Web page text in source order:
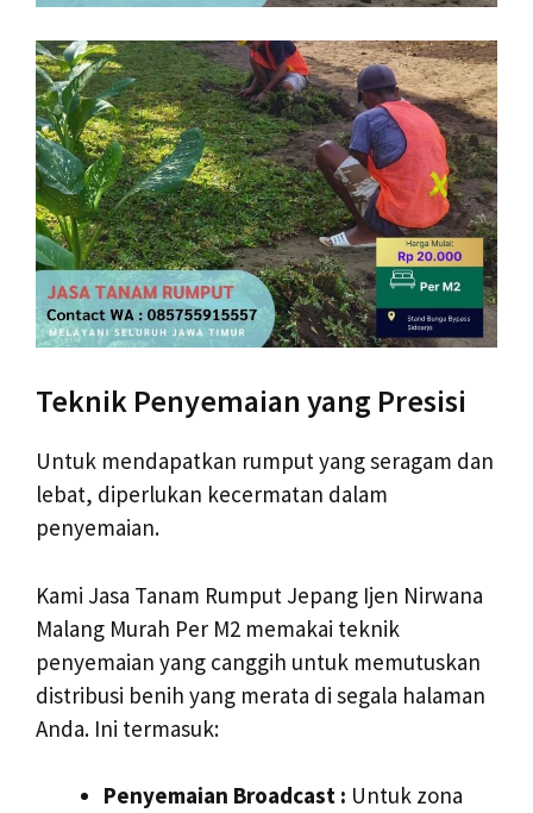
Teknik Penyemaian yang Presisi
Untuk mendapatkan rumput yang seragam dan
lebat, diperlukan kecermatan dalam
penyemaian.
Kami Jasa Tanam Rumput Jepang Ijen Nirwana
Malang Murah Per M2 memakai teknik
penyemaian yang canggih untuk memutuskan
distribusi benih yang merata di segala halaman
Anda. Ini termasuk:
Penyemaian Broadcast : Untuk zona